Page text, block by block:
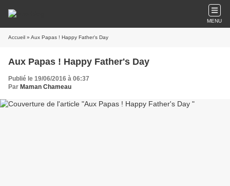
MENU
Accueil » Aux Papas ! Happy Father's Day
Aux Papas ! Happy Father's Day
Publié le 19/06/2016 à 06:37
Par Maman Chameau